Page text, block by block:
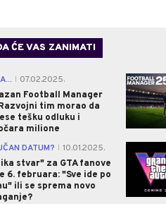
ĆE VAS ZANIMATI
07.02.2025.
Football Manager
tim morao da
tešku odluku i
milione
DATUM?
10.01.2025.
stvar" za GTA fanove
6. februara: "Sve ide po
ili se sprema novo